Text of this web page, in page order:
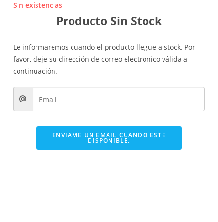
Sin existencias
Producto Sin Stock
Le informaremos cuando el producto llegue a stock. Por
favor, deje su dirección de correo electrónico válida a
continuación.
ENVIAME UN EMAIL CUANDO ESTE
DISPONIBLE.